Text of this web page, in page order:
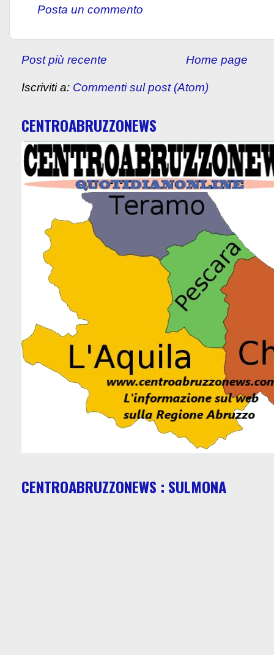
Posta un commento
Post più recente Home page
Iscriviti a: Commenti sul post (Atom)
CENTROABRUZZONEWS
CENTROABRUZZONEWS : SULMONA